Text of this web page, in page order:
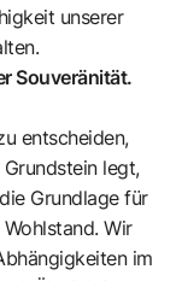
unserer
Souveränität.
entscheiden,
legt,
Grundlage für
Wir
im